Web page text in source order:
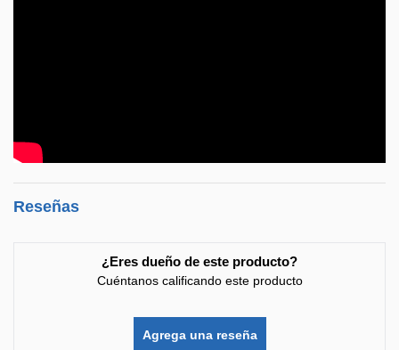
Reseñas
¿Eres dueño de este producto?
Cuéntanos calificando este producto
Agrega una reseña